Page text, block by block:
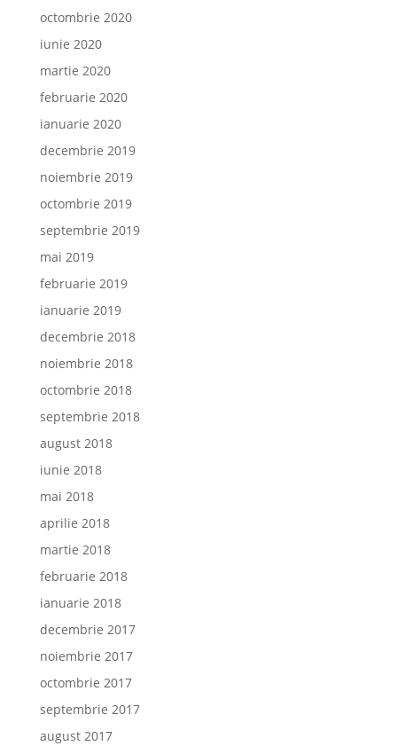
octombrie 2020
iunie 2020
martie 2020
februarie 2020
ianuarie 2020
decembrie 2019
noiembrie 2019
octombrie 2019
septembrie 2019
mai 2019
februarie 2019
ianuarie 2019
decembrie 2018
noiembrie 2018
octombrie 2018
septembrie 2018
august 2018
iunie 2018
mai 2018
aprilie 2018
martie 2018
februarie 2018
ianuarie 2018
decembrie 2017
noiembrie 2017
octombrie 2017
septembrie 2017
august 2017